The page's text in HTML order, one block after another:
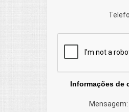
Informações de
Mensagem: